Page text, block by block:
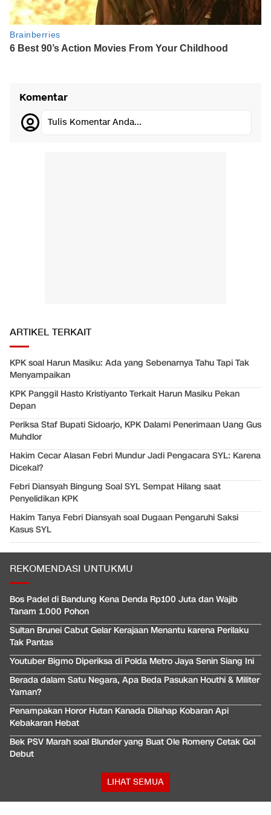
Komentar
Tulis Komentar Anda...
ARTIKEL TERKAIT
KPK soal Harun Masiku: Ada yang Sebenarnya Tahu Tapi Tak
Menyampaikan
KPK Panggil Hasto Kristiyanto Terkait Harun Masiku Pekan
Depan
Periksa Staf Bupati Sidoarjo, KPK Dalami Penerimaan Uang Gus
Muhdlor
Hakim Cecar Alasan Febri Mundur Jadi Pengacara SYL: Karena
Dicekal?
Febri Diansyah Bingung Soal SYL Sempat Hilang saat
Penyelidikan KPK
Hakim Tanya Febri Diansyah soal Dugaan Pengaruhi Saksi
Kasus SYL
REKOMENDASI UNTUKMU
Bos Padel di Bandung Kena Denda Rp100 Juta dan Wajib
Tanam 1.000 Pohon
Sultan Brunei Cabut Gelar Kerajaan Menantu karena Perilaku
Tak Pantas
Youtuber Bigmo Diperiksa di Polda Metro Jaya Senin Siang Ini
Berada dalam Satu Negara, Apa Beda Pasukan Houthi & Militer
Yaman?
Penampakan Horor Hutan Kanada Dilahap Kobaran Api
Kebakaran Hebat
Bek PSV Marah soal Blunder yang Buat Ole Romeny Cetak Gol
Debut
LIHAT SEMUA